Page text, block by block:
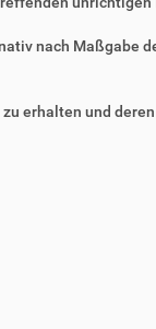
nach Maßgabe
erhalten und